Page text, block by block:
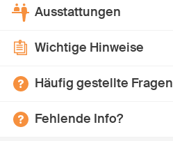
Ausstattungen
Wichtige Hinweise
Häufig gestellte Fragen
Fehlende Info?